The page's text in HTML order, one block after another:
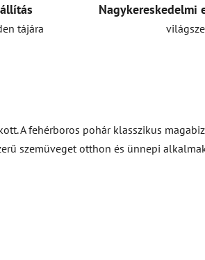
tájára
Nagykereskedelmi
A fehérboros pohár klasszikus
szemüveget otthon és ünnepi